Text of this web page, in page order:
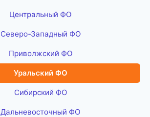
Центральный ФО
Северо-Западный ФО
Приволжский ФО
Уральский ФО
Сибирский ФО
Дальневосточный ФО